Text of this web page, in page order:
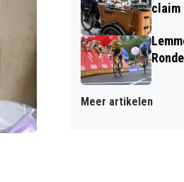
claim
Meer artikelen